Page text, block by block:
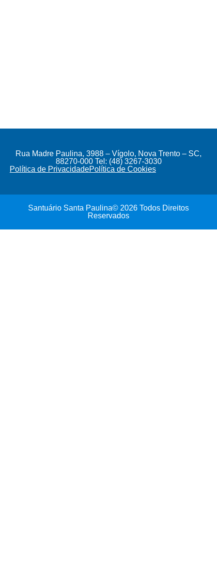
Rua Madre Paulina, 3988 – Vígolo, Nova Trento – SC,
88270-000 Tel: (48) 3267-3030
Política de PrivacidadePolítica de Cookies
Santuário Santa Paulina© 2026 Todos Direitos
Reservados